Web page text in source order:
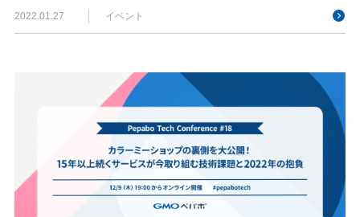
2022.01.27 イベント